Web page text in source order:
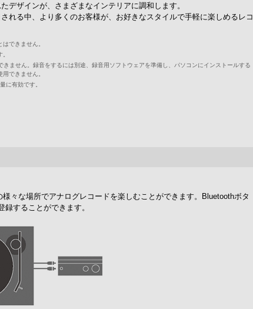
デザインが、さまざまなインテリアに調和します。
れる中、より多くのお客様が、お好きなスタイルで手軽に楽しめるレコ
できません。
ません。録音をするには別途、録音用ソフトウェアを準備し、パソコンにインストールする
できません。
に有効です。
々な場所でアナログレコードを楽しむことができます。Bluetoothボタ
することができます。